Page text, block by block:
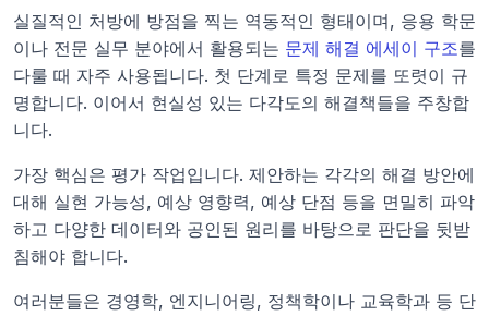
실질적인 처방에 방점을 찍는 역동적인 형태이며, 응용 학문
이나 전문 실무 분야에서 활용되는 문제 해결 에세이 구조를
다룰 때 자주 사용됩니다. 첫 단계로 특정 문제를 또렷이 규
명합니다. 이어서 현실성 있는 다각도의 해결책들을 주창합
니다.
가장 핵심은 평가 작업입니다. 제안하는 각각의 해결 방안에
대해 실현 가능성, 예상 영향력, 예상 단점 등을 면밀히 파악
하고 다양한 데이터와 공인된 원리를 바탕으로 판단을 뒷받
침해야 합니다.
여러분들은 경영학, 엔지니어링, 정책학이나 교육학과 등 단